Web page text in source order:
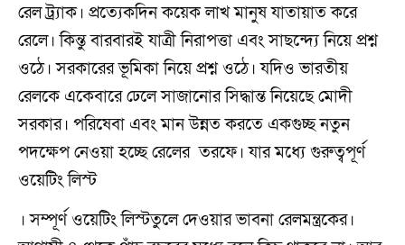
রেল ট্র্যাক। প্রত্যেকদিন কয়েক লাখ মানুষ যাতায়াত করে
রেলে। কিন্তু বারবারই যাত্রী নিরাপত্তা এবং সাছন্দ্যে নিয়ে প্রশ্ন
ওঠে। সরকারের ভূমিকা নিয়ে প্রশ্ন ওঠে। যদিও ভারতীয়
রেলকে একেবারে ঢেলে সাজানোর সিদ্ধান্ত নিয়েছে মোদী
সরকার। পরিষেবা এবং মান উন্নত করতে একগুচ্ছ নতুন
পদক্ষেপ নেওয়া হচ্ছে রেলের তরফে। যার মধ্যে গুরুত্বপূর্ণ
ওয়েটিং লিস্ট
। সম্পূর্ণ ওয়েটিং লিস্টতুলে দেওয়ার ভাবনা রেলমন্ত্রকের।